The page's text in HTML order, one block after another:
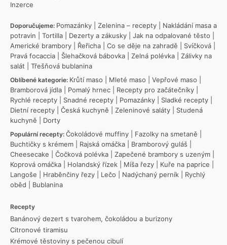
Inzerce
Doporučujeme: Pomazánky Zelenina – recepty
Nakládání masa a
potravin
Tortilla Dezerty a zákusky Jak na odpalované těsto
Americké brambory
Řeřicha Co se děje na zahradě Svíčková
Pravá focaccia
Šlehačková bábovka Zelná polévka
Zálivky na
salát
Třešňová bublanina
Oblíbené kategorie: Krůtí maso Mleté maso Vepřové maso
Bramborová jídla
Pomalý hrnec Recepty pro začátečníky
Rychlé recepty
Snadné recepty Pomazánky Sladké recepty
Dietní recepty
Česká kuchyně Zeleninové saláty
Studená
kuchyně
Dorty
Populární recepty: Čokoládové muffiny Fazolky na smetaně
Buchtičky s krémem
Rajská omáčka Bramborový guláš
Cheesecake
Čočková polévka Zapečené brambory s uzeným
Koprová omáčka
Holandský řízek Míša řezy Kuře na paprice
Langoše
Hraběnčiny řezy Lečo Nadýchaný perník
Rychlý
oběd
Bublanina
Recepty
Banánový dezert s tvarohem, čokoládou a burizony
Citronové tiramisu
Krémové těstoviny s pečenou cibulí